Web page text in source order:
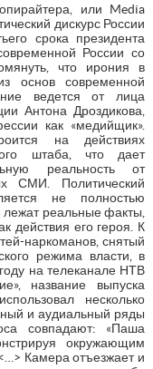
или Media
дискурс России
срока президента
России со
что ирония в
основ современной
ведется от лица
Антона Дроздикова,
как «медийщик».
на действиях
штаба, что дает
реальность от
СМИ. Политический
не полностью
реальные факты,
действия его героя. К
наркоманов, снятый
режима власти, в
на телеканале НТВ
название выпуска
несколько
и аудиальный ряды
совпадают: «Паша
окружающим
Камера отъезжает и